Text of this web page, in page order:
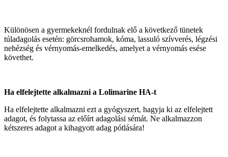
Különösen a gyermekeknél fordulnak elő a következő tünetek
túladagolás esetén: görcsrohamok, kóma, lassuló szívverés, légzési
nehézség és vérnyomás-emelkedés, amelyet a vérnyomás esése
követhet.
Ha elfelejtette alkalmazni a Lolimarine HA-t
Ha elfelejtette alkalmazni ezt a gyógyszert, hagyja ki az elfelejtett
adagot, és folytassa az előírt adagolási sémát. Ne alkalmazzon
kétszeres adagot a kihagyott adag pótlására!